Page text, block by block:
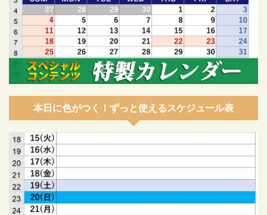
本日に色がつく！ずっと使えるスケジュール表